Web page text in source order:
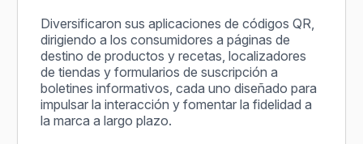
Diversificaron sus aplicaciones de códigos QR,
dirigiendo a los consumidores a páginas de
destino de productos y recetas, localizadores
de tiendas y formularios de suscripción a
boletines informativos, cada uno diseñado para
impulsar la interacción y fomentar la fidelidad a
la marca a largo plazo.